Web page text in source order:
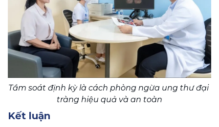
Tầm soát định kỳ là cách phòng ngừa ung thư đại
tràng hiệu quả và an toàn
Kết luận